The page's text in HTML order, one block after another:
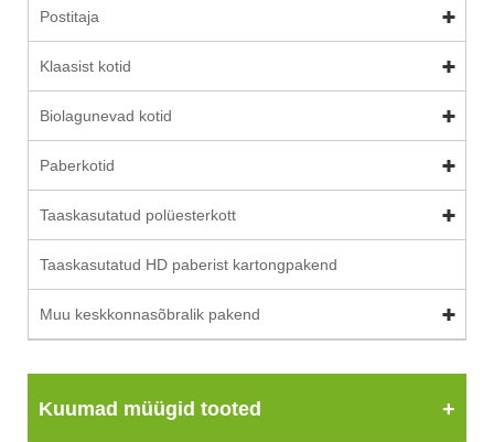
Postitaja
Klaasist kotid
Biolagunevad kotid
Paberkotid
Taaskasutatud polüesterkott
Taaskasutatud HD paberist kartongpakend
Muu keskkonnasõbralik pakend
Kuumad müügid tooted